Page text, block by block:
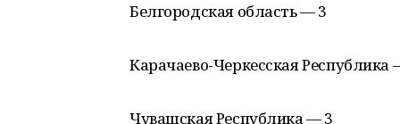
Белгородская область — 3
Карачаево-Черкесская Республика
Чувашская Республика — 3